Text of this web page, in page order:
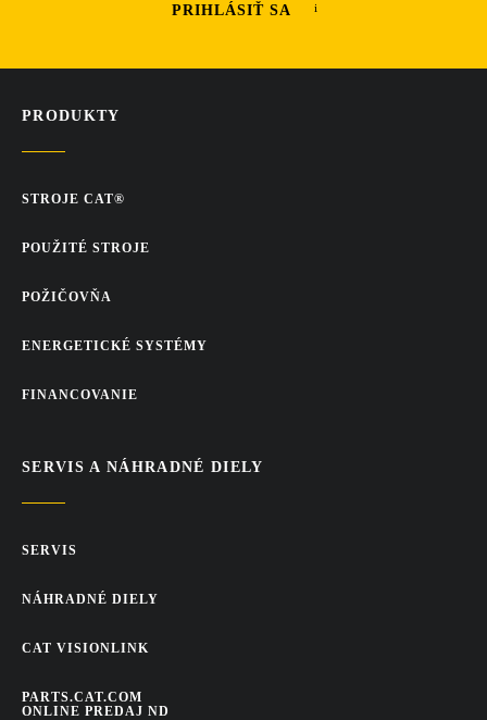
PRIHLÁSIŤ SA
PRODUKTY
STROJE CAT®
POUŽITÉ STROJE
POŽIČOVŇA
ENERGETICKÉ SYSTÉMY
FINANCOVANIE
SERVIS A NÁHRADNÉ DIELY
SERVIS
NÁHRADNÉ DIELY
CAT VISIONLINK
PARTS.CAT.COM
ONLINE PREDAJ ND